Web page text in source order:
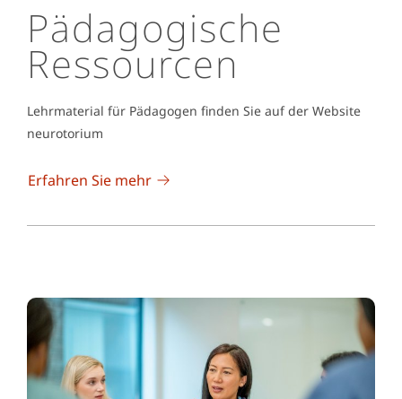
Pädagogische
Ressourcen
Lehrmaterial für Pädagogen finden Sie auf der Website
neurotorium
Erfahren Sie mehr